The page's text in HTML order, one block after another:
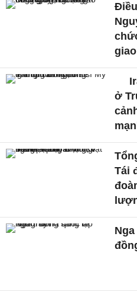
giao
ở
Tái